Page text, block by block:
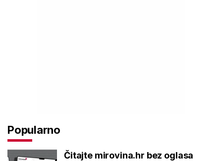
Popularno
Čitajte mirovina.hr bez oglasa